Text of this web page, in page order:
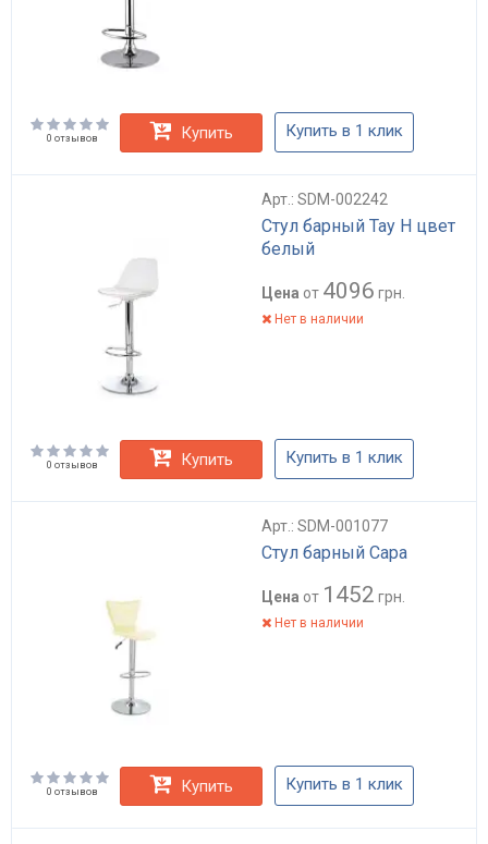
0 отзывов Купить Купить в 1 клик
Арт.: SDM-002242
Стул барный Тау Н цвет
белый
Цена от 4096 грн.
Нет в наличии
0 отзывов Купить Купить в 1 клик
Арт.: SDM-001077
Стул барный Сара
Цена от 1452 грн.
Нет в наличии
0 отзывов Купить Купить в 1 клик